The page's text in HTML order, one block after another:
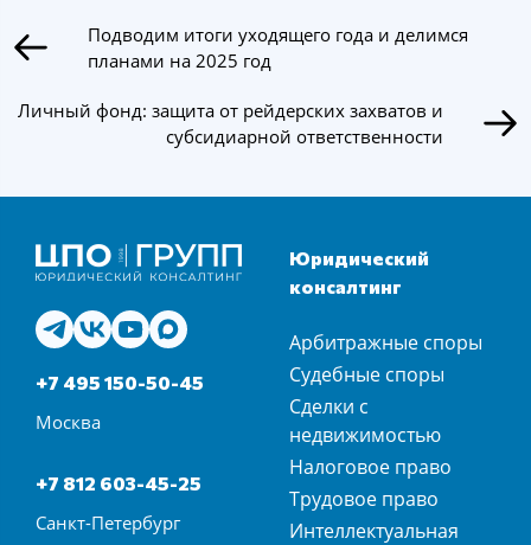
Подводим итоги уходящего года и делимся
планами на 2025 год
Личный фонд: защита от рейдерских захватов и
субсидиарной ответственности
+7 495 150-50-45
Москва
+7 812 603-45-25
Санкт-Петербург
Юридический
консалтинг
Арбитражные споры
Судебные споры
Сделки с
недвижимостью
Налоговое право
Трудовое право
Интеллектуальная